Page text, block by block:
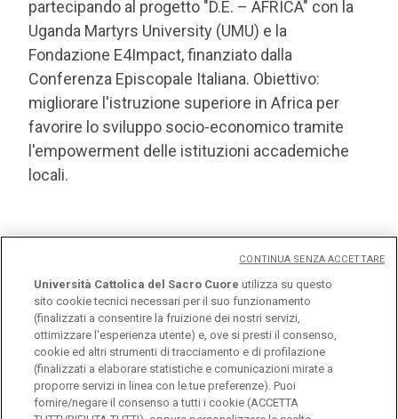
Fondazione E4Impact, finanziato dalla
Conferenza Episcopale Italiana. Obiettivo:
migliorare l'istruzione superiore in Africa per
favorire lo sviluppo socio-economico tramite
l'empowerment delle istituzioni accademiche
locali.
Eventi
Università Cattolica del Sacro Cuore
Università Cattolica del Sacro Cuore utilizza su questo
sito cookie tecnici necessari per il suo funzionamento
(finalizzati a consentire la fruizione dei nostri servizi,
ottimizzare l'esperienza utente) e, ove si presti il consenso,
cookie ed altri strumenti di tracciamento e di profilazione
(finalizzati a elaborare statistiche e comunicazioni mirate a
proporre servizi in linea con le tue preferenze). Puoi
fornire/negare il consenso a tutti i cookie (ACCETTA
CONTINUA SENZA ACCETTARE